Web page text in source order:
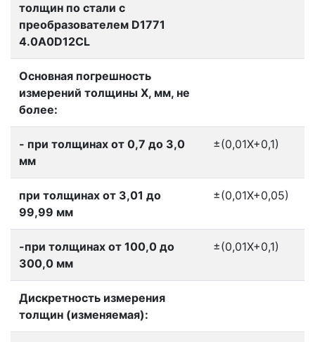
толщин по стали с
преобразователем D1771
4.0A0D12CL
Основная погрешность
измерений толщины Х, мм, не
более:
- при толщинах от 0,7 до 3,0
мм
±(0,01Х+0,1)
при толщинах от 3,01 до
99,99 мм
±(0,01Х+0,05)
-при толщинах от 100,0 до
300,0 мм
±(0,01Х+0,1)
Дискретность измерения
толщин (изменяемая):